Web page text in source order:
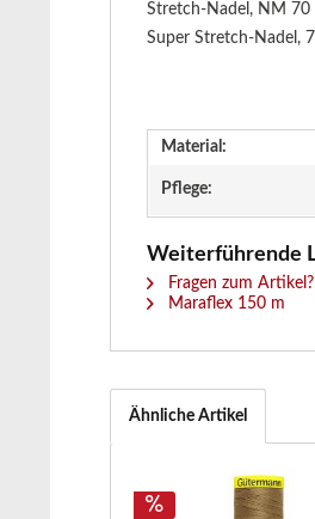
Stretch-Nadel, NM 70
Super Stretch-Nadel,
Material:
Pflege:
Weiterführende
Fragen zum Artikel?
Maraflex 150 m
Ähnliche Artikel